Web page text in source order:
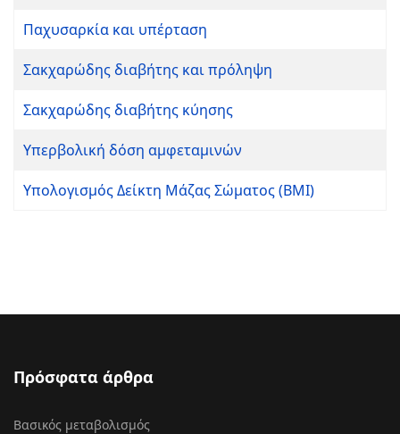
Παχυσαρκία και υπέρταση
Σακχαρώδης διαβήτης και πρόληψη
Σακχαρώδης διαβήτης κύησης
Υπερβολική δόση αμφεταμινών
Υπολογισμός Δείκτη Μάζας Σώματος (BMI)
Πρόσφατα άρθρα
Βασικός μεταβολισμός